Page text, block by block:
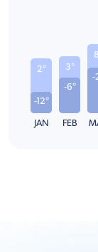
-12°
2°
JAN
-6°
3°
FEB
-